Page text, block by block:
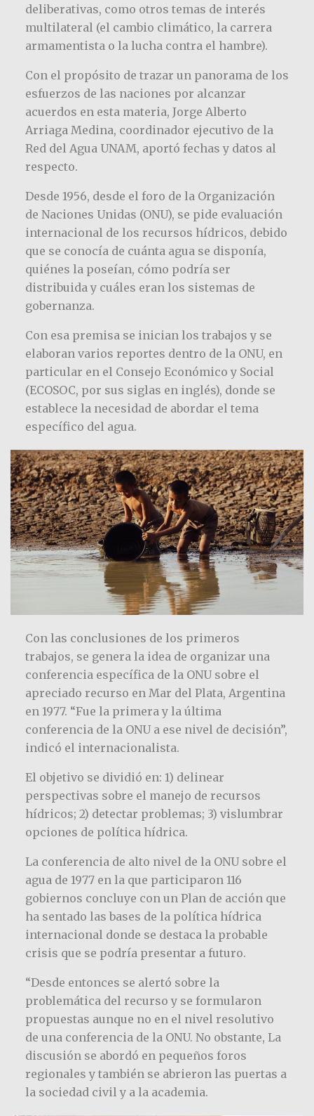
deliberativas, como otros temas de interés
multilateral (el cambio climático, la carrera
armamentista o la lucha contra el hambre).
Con el propósito de trazar un panorama de los
esfuerzos de las naciones por alcanzar
acuerdos en esta materia, Jorge Alberto
Arriaga Medina, coordinador ejecutivo de la
Red del Agua UNAM, aportó fechas y datos al
respecto.
Desde 1956, desde el foro de la Organización
de Naciones Unidas (ONU), se pide evaluación
internacional de los recursos hídricos, debido
que se conocía de cuánta agua se disponía,
quiénes la poseían, cómo podría ser
distribuida y cuáles eran los sistemas de
gobernanza.
Con esa premisa se inician los trabajos y se
elaboran varios reportes dentro de la ONU, en
particular en el Consejo Económico y Social
(ECOSOC, por sus siglas en inglés), donde se
establece la necesidad de abordar el tema
específico del agua.
Con las conclusiones de los primeros
trabajos, se genera la idea de organizar una
conferencia específica de la ONU sobre el
apreciado recurso en Mar del Plata, Argentina
en 1977. “Fue la primera y la última
conferencia de la ONU a ese nivel de decisión”,
indicó el internacionalista.
El objetivo se dividió en: 1) delinear
perspectivas sobre el manejo de recursos
hídricos; 2) detectar problemas; 3) vislumbrar
opciones de política hídrica.
La conferencia de alto nivel de la ONU sobre el
agua de 1977 en la que participaron 116
gobiernos concluye con un Plan de acción que
ha sentado las bases de la política hídrica
internacional donde se destaca la probable
crisis que se podría presentar a futuro.
“Desde entonces se alertó sobre la
problemática del recurso y se formularon
propuestas aunque no en el nivel resolutivo
de una conferencia de la ONU. No obstante, La
discusión se abordó en pequeños foros
regionales y también se abrieron las puertas a
la sociedad civil y a la academia.